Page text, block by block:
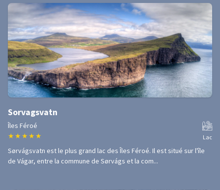
Sorvagsvatn
Îles Féroé
★ ★ ★ ★ ★ Lac
Sørvágsvatn est le plus grand lac des Îles Féroé. Il est situé sur l'île
de Vágar, entre la commune de Sørvágs et la com...